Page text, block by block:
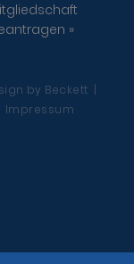
»
by Beckett |
Impressum